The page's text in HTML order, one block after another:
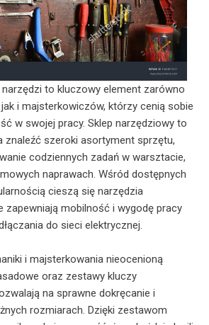
to kluczowy element zarówno
i majsterkowiczów, którzy cenią sobie
w swojej pracy. Sklep narzędziowy to
znaleźć szeroki asortyment sprzętu,
codziennych zadań w warsztacie,
naprawach. Wśród dostępnych
cieszą się narzędzia
zapewniają mobilność i wygodę pracy
do sieci elektrycznej.
i majsterkowania nieocenioną
oraz zestawy kluczy
na sprawne dokręcanie i
rozmiarach. Dzięki zestawom